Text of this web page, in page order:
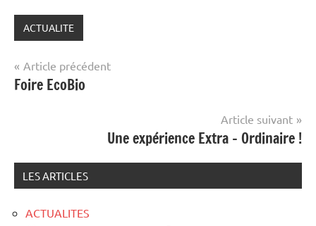
ACTUALITE
Navigation
de
Article précédent
Foire EcoBio
Article suivant
Une expérience Extra – Ordinaire !
LES ARTICLES
ACTUALITES